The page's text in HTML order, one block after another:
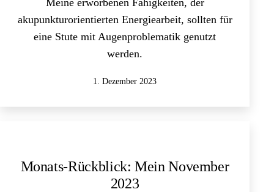
akupunkturorientierten Energiearbeit, sollten für
eine Stute mit Augenproblematik genutzt
werden.
Veröffentlicht
1. Dezember 2023
Monats-Rückblick: Mein November
2023